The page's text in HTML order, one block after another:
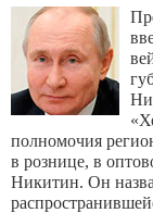
полномочия
в рознице, в
Никитин. Он